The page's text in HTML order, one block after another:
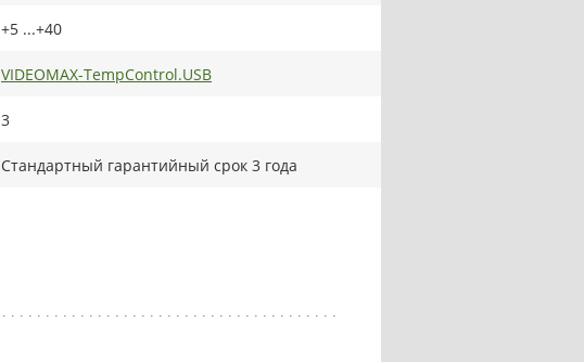
+5 ...+40
VIDEOMAX-TempControl.USB
3
Стандартный гарантийный срок 3 года